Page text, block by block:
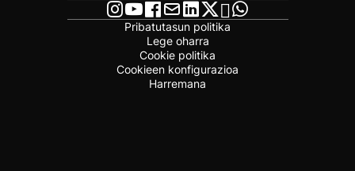
Pribatutasun politika
Lege oharra
Cookie politika
Cookieen konfigurazioa
Harremana